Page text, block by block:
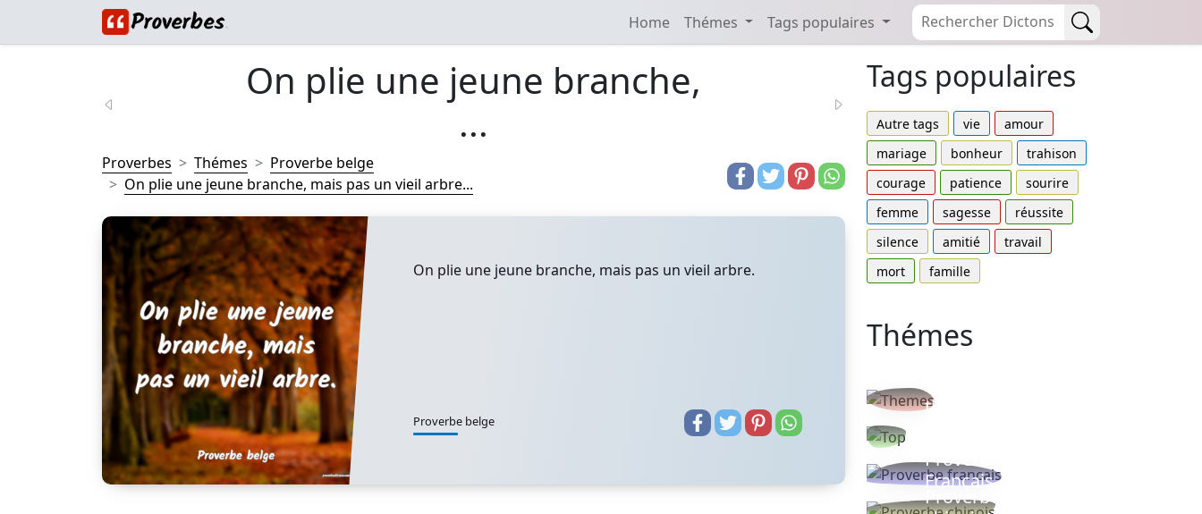
Home Thémes Tags populaires
On plie une jeune branche,
...
Proverbes Thémes
Proverbe belge
On plie une jeune branche, mais pas un vieil arbre...
On plie une jeune branche, mais pas un vieil arbre.
Proverbe belge
Tags populaires
Autre tags vie
amour
mariage
bonheur
trahison
courage
patience
sourire
femme
sagesse
réussite
silence
amitié
travail
mort
famille
Thémes
thèmes
Proverbe
Français
Proverbe